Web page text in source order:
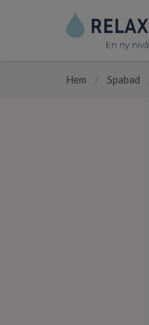
Hem / Spabad